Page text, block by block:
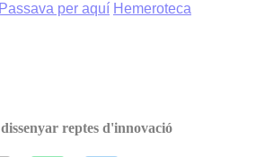
Passava per aquí Hemeroteca
reptes d'innovació